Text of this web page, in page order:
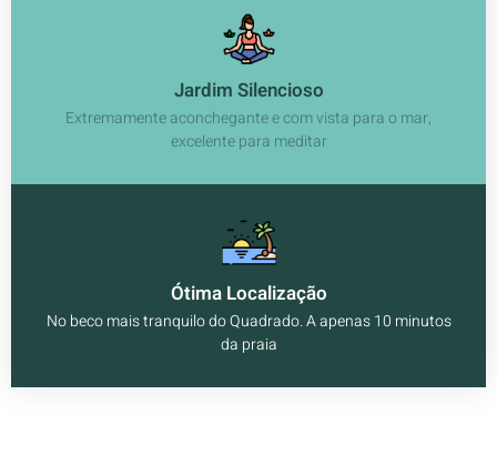
Jardim Silencioso
Extremamente aconchegante e com vista para o mar,
excelente para meditar
Ótima Localização
No beco mais tranquilo do Quadrado. A apenas 10 minutos
da praia